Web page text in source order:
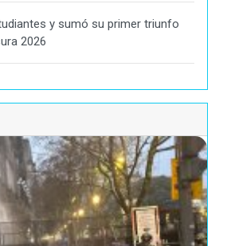
y sumó su primer triunfo
2026